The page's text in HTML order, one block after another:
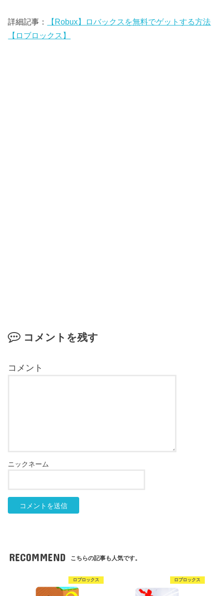
詳細記事：
【Robux】ロバックスを無料でゲットする方法
【ロブロックス】
コメントを残す
RECOMMEND こちらの記事も人気です。
ロブロックス ロブロックス